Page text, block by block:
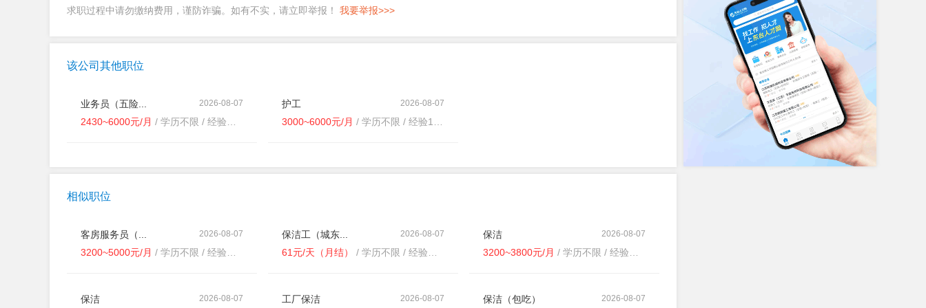
求职过程中请勿缴纳费用，谨防诈骗。如有不实，请立即举报！ 我要举报>>>
该公司其他职位
2026-08-07
业务员（五险...
2430~6000元/月 / 学历不限 / 经验不限
2026-08-07
护工
3000~6000元/月 / 学历不限 / 经验1-3年
相似职位
2026-08-07
客房服务员（...
3200~5000元/月 / 学历不限 / 经验不限
2026-08-07
保洁工（城东...
61元/天（月结）
/ 学历不限 / 经验不限
2026-08-07
保洁
3200~3800元/月 / 学历不限 / 经验不限
2026-08-07
保洁 2026-08-07
工厂保洁 2026-08-07
保洁（包吃）